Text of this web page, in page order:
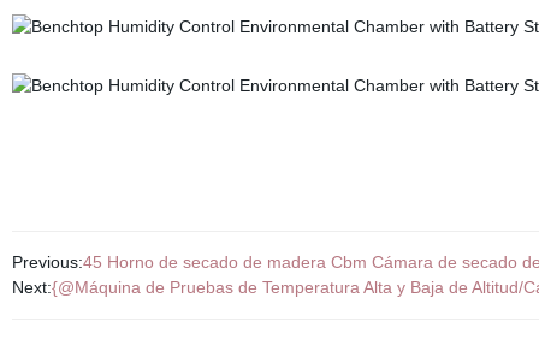
Previous:45 Horno de secado de madera Cbm Cámara de secado
Next:{@Máquina de Pruebas de Temperatura Alta y Baja de Altitud/